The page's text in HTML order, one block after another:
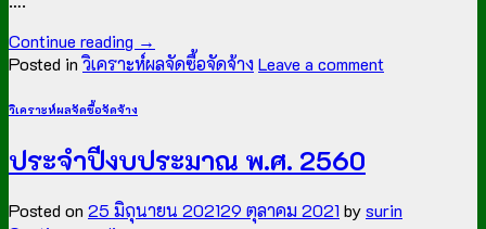
Continue reading →
Posted inวิเคราะห์ผลจัดซื้อจัดจ้าง Leave a comment
วิเคราะห์ผลจัดซื้อจัดจ้าง
ประจำปีงบประมาณ พ.ศ. 2560
Posted on 25 มิถุนายน 202129 ตุลาคม 2021 bysurin